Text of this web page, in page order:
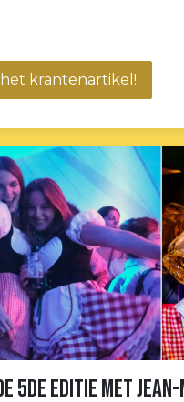
het krantenartikel!
5de editie met